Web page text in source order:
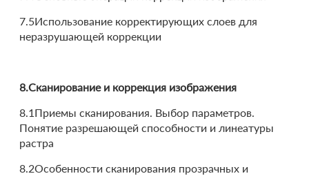
7.5Использование корректирующих слоев для
неразрушающей коррекции
8.Сканирование и коррекция изображения
8.1Приемы сканирования. Выбор параметров.
Понятие разрешающей способности и линеатуры
растра
8.2Особенности сканирования прозрачных и